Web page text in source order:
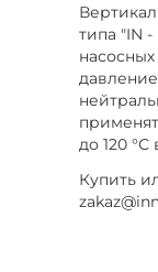
типа "IN
до 120
Купить